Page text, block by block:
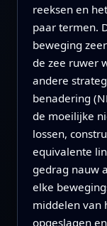
reeksen en
paar termen.
beweging
de zee ruwer
andere
benadering
de moeilijke
lossen,
equivalente
gedrag nauw
elke
middelen van
opgeslagen